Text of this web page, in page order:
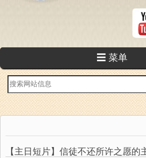
☰ 菜单
站
内
搜
索
【主日短片】信徒不还所许之愿的